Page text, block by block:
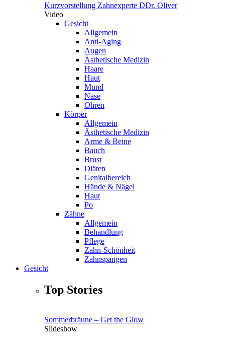
Kurzvorstellung Zahnexperte DDr. Oliver
Video
Gesicht
Allgemein
Anti-Aging
Augen
Ästhetische Medizin
Haare
Haut
Mund
Nase
Ohren
Körper
Allgemein
Ästhetische Medizin
Arme & Beine
Bauch
Brust
Diäten
Genitalbereich
Hände & Nägel
Haut
Po
Zähne
Allgemein
Behandlung
Pflege
Zahn-Schönheit
Zahnspangen
Gesicht
Top Stories
Sommerbräune – Get the Glow
Slideshow